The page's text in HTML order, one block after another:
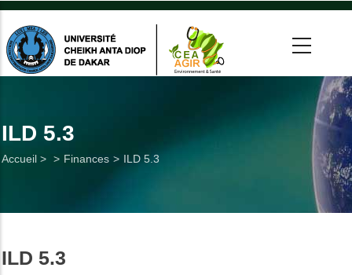
Aller
contenu
principal
ILD 5.3
Fil
Accueil > Finances ILD 5.3
ILD 5.3